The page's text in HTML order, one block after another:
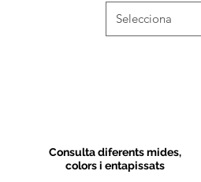
Selecciona
Consulta diferents mides,
colors i entapissats